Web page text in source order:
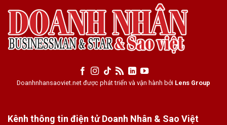
Doanhnhansaoviet.net được phát triển và vận hành bởi Lens Group
Kênh thông tin điện tử Doanh Nhân & Sao Việt